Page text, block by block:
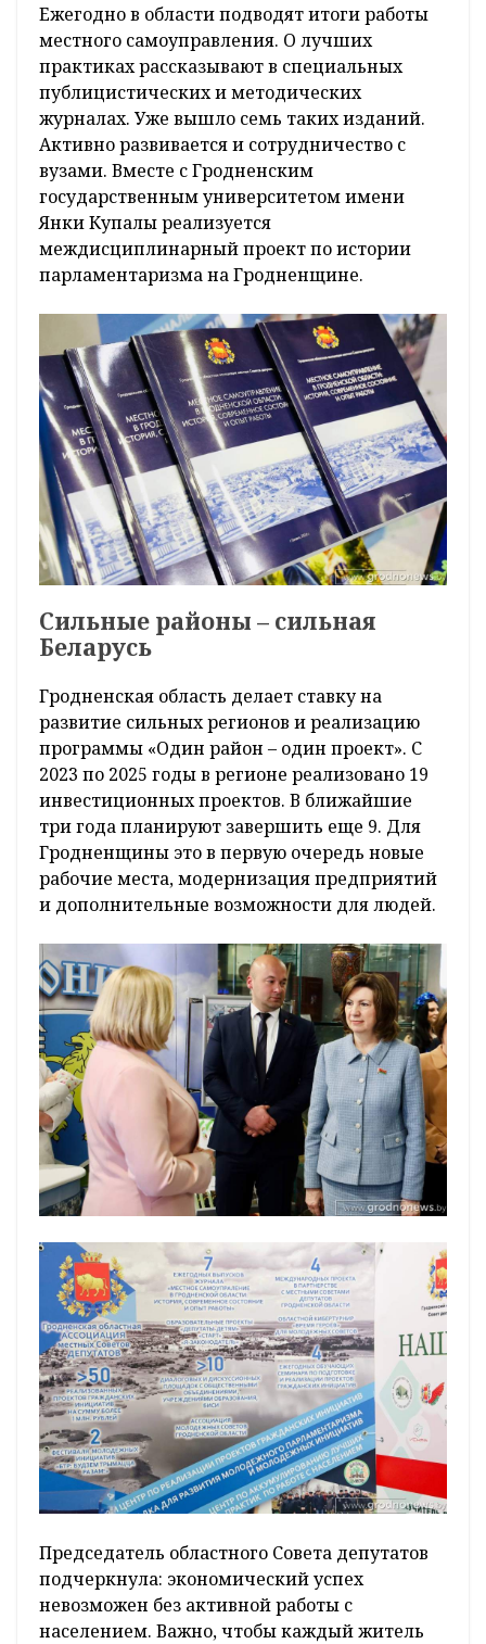
Ежегодно в области подводят итоги работы
местного самоуправления. О лучших
практиках рассказывают в специальных
публицистических и методических
журналах. Уже вышло семь таких изданий.
Активно развивается и сотрудничество с
вузами. Вместе с Гродненским
государственным университетом имени
Янки Купалы реализуется
междисциплинарный проект по истории
парламентаризма на Гродненщине.
Сильные районы – сильная
Беларусь
Гродненская область делает ставку на
развитие сильных регионов и реализацию
программы «Один район – один проект». С
2023 по 2025 годы в регионе реализовано 19
инвестиционных проектов. В ближайшие
три года планируют завершить еще 9. Для
Гродненщины это в первую очередь новые
рабочие места, модернизация предприятий
и дополнительные возможности для людей.
Председатель областного Совета депутатов
подчеркнула: экономический успех
невозможен без активной работы с
населением. Важно, чтобы каждый житель